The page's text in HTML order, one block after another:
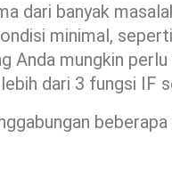
dari banyak
minimal,
Anda mungkin
dari 3 fungsi IF